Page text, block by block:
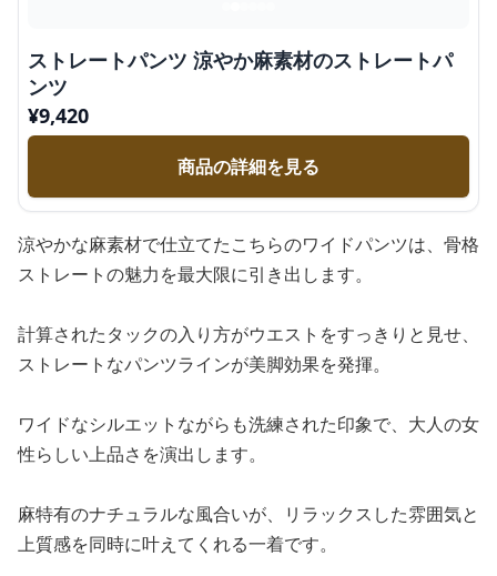
ストレートパンツ 涼やか麻素材のストレートパ
ンツ
¥9,420
商品の詳細を見る
涼やかな麻素材で仕立てたこちらのワイドパンツは、骨格
ストレートの魅力を最大限に引き出します。
計算されたタックの入り方がウエストをすっきりと見せ、
ストレートなパンツラインが美脚効果を発揮。
ワイドなシルエットながらも洗練された印象で、大人の女
性らしい上品さを演出します。
麻特有のナチュラルな風合いが、リラックスした雰囲気と
上質感を同時に叶えてくれる一着です。